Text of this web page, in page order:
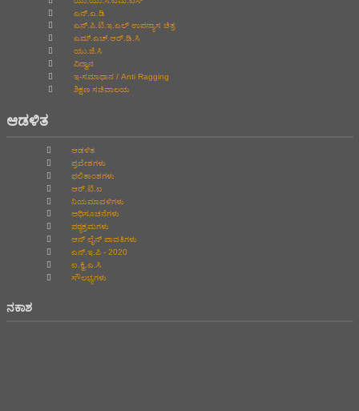
ಎನ್.ಎ.ಡಿ
ಎನ್.ಪಿ.ಟಿ.ಇ.ಎಲ್‌ ಉಪನ್ಯಾಸ ಚಿತ್ರ
ಎಮ್.ಎಚ್.ಆರ್.ಡಿ.ಸಿ
ಯು.ಜಿ.ಸಿ
ವಿದ್ವಾನ
ಇ-ಸಮಾಧಾನ / Anti Ragging
ಶಿಕ್ಷಣ ಸಚಿವಾಲಯ
ಆಡಳಿತ
ಆಡಳಿತ
ಪ್ರವೇಶಗಳು
ಫಲಿತಾಂಶಗಳು
ಆರ್.ಟಿ.ಐ
ನಿಯಮಾವಳಿಗಳು
ಅಧಿಸೂಚನೆಗಳು
ಪಠ್ಯಕ್ರಮಗಳು
ಆನ್‌ ಲೈನ್‌ ಪಾವತಿಗಳು
ಎನ್.ಇ.ಪಿ - 2020
ಐ.ಕ್ವಿ.ಎ.ಸಿ
ಸೌಲಭ್ಯಗಳು
ನಕಾಶ